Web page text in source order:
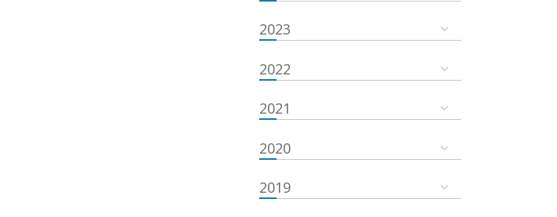
2023
2022
2021
2020
2019